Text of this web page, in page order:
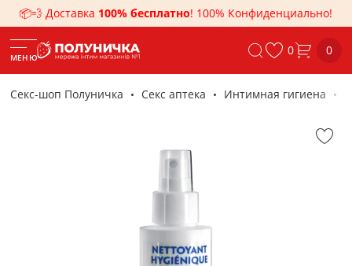
📦💨 Доставка 100% бесплатно! 100% Конфиденциально!
МЕНЮ 0 0
Секс-шоп Полуничка Секс аптека Интимная гигиена